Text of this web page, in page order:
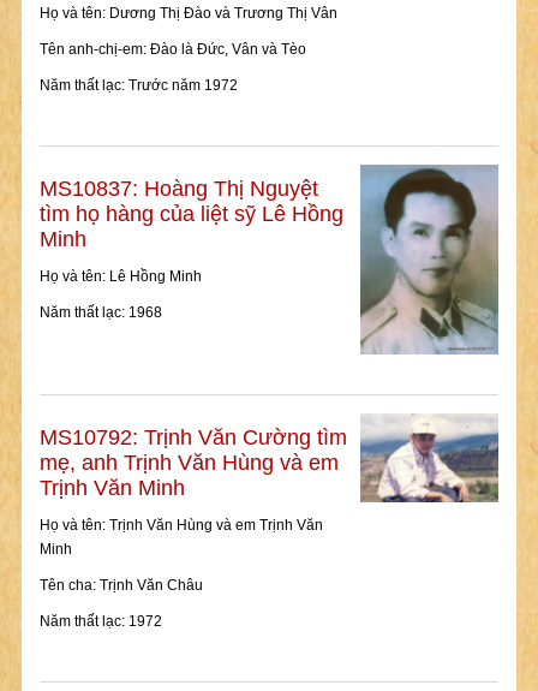
Họ và tên: Dương Thị Đào và Trương Thị Vân
Tên anh-chị-em: Đào là Đức, Vân và Tèo
Năm thất lạc: Trước năm 1972
MS10837: Hoàng Thị Nguyệt
tìm họ hàng của liệt sỹ Lê Hồng
Minh
Họ và tên: Lê Hồng Minh
Năm thất lạc: 1968
MS10792: Trịnh Văn Cường tìm
mẹ, anh Trịnh Văn Hùng và em
Trịnh Văn Minh
Họ và tên: Trịnh Văn Hùng và em Trịnh Văn
Minh
Tên cha: Trịnh Văn Châu
Năm thất lạc: 1972